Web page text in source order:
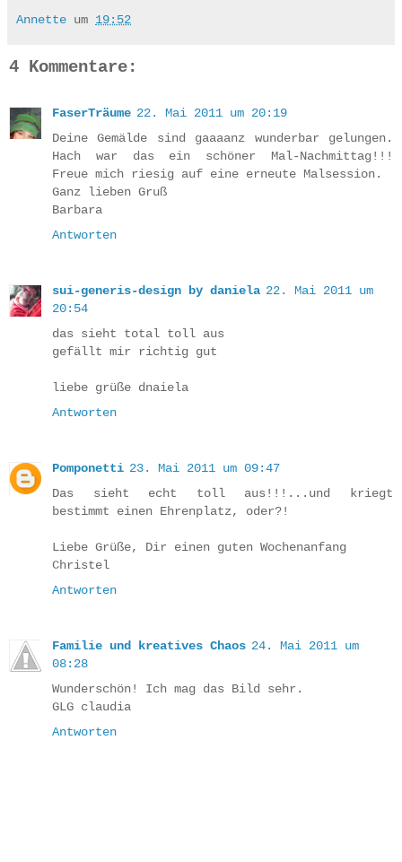
Annette um 19:52
4 Kommentare:
FaserTräume 22. Mai 2011 um 20:19
Deine Gemälde sind gaaaanz wunderbar gelungen.
Hach war das ein schöner Mal-Nachmittag!!!
Freue mich riesig auf eine erneute Malsession.
Ganz lieben Gruß
Barbara
Antworten
sui-generis-design by daniela 22. Mai 2011 um
20:54
das sieht total toll aus
gefällt mir richtig gut
liebe grüße dnaiela
Antworten
Pomponetti 23. Mai 2011 um 09:47
Das sieht echt toll aus!!!...und kriegt
bestimmt einen Ehrenplatz, oder?!
Liebe Grüße, Dir einen guten Wochenanfang
Christel
Antworten
Familie und kreatives Chaos 24. Mai 2011 um
08:28
Wunderschön! Ich mag das Bild sehr.
GLG claudia
Antworten